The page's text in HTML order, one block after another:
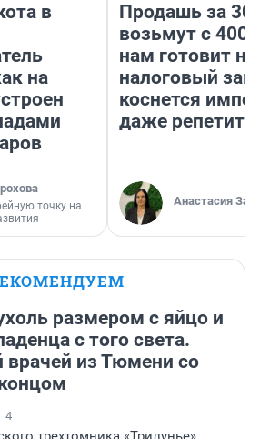
в
на
точку на
Продашь за
возьмут с
нам готовит
налоговый
коснется
даже
Анастасия
размером с яйцо и
с того света.
врачей из Тюмени со
4